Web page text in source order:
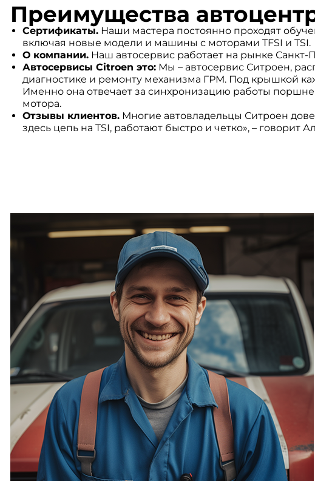
Преимущества
Сертификаты.Наши мастера постоянно проходят
включая новые модели и машины с моторами TFSI и TSI.
О компании.Наш автосервис работает на рынке Санкт-
Автосервисы Citroen это:Мы – автосервис Ситроен,
диагностике и ремонту механизма ГРМ. Под крышкой
Именно она отвечает за синхронизацию работы
мотора.
Отзывы клиентов.Многие автовладельцы Ситроен
здесь цепь на TSI, работают быстро и четко», – говорит